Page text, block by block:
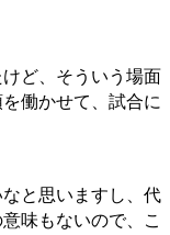
ど、そういう場面
働かせて、試合に
と思いますし、代
味もないので、こ